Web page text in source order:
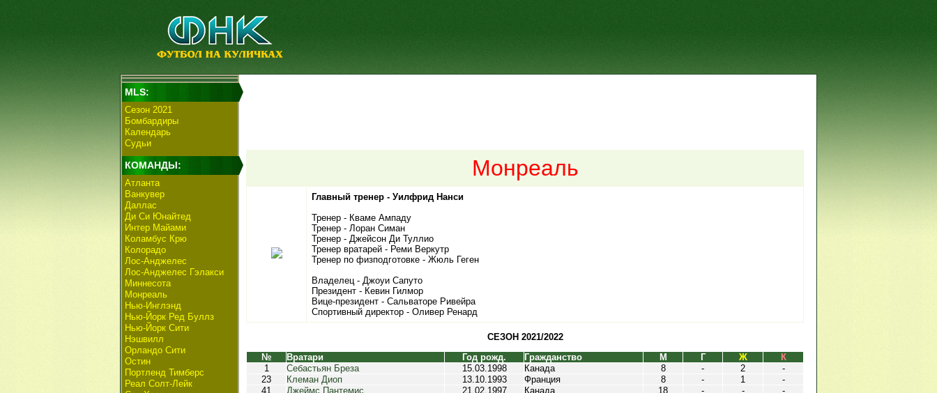
MLS:
Сезон 2021
Бомбардиры
Календарь
Судьи
КОМАНДЫ:
Атланта
Ванкувер
Даллас
Ди Си Юнайтед
Интер Майами
Коламбус Крю
Колорадо
Лос-Анджелес
Лос-Анджелес Гэлакси
Миннесота
Монреаль
Нью-Инглэнд
Нью-Йорк Ред Буллз
Нью-Йорк Сити
Нэшвилл
Орландо Сити
Остин
Портленд Тимберс
Реал Солт-Лейк
Монреаль
Главный тренер - Уилфрид Нанси
Тренер - Кваме Ампаду
Тренер - Лоран Симан
Тренер - Джейсон Ди Туллио
Тренер вратарей - Реми Веркутр
Тренер по физподготовке - Жюль Геген
Владелец - Джоуи Сапуто
Президент - Кевин Гилмор
Вице-президент - Сальваторе Ривейра
Спортивный директор - Оливер Ренард
СЕЗОН 2021/2022
№
Вратари Год рожд. Гражданство М Г Ж
К
1
Себастьян Бреза 15.03.1998 Канада 8 - 2
-
23
Клеман Диоп 13.10.1993 Франция 8 - 1
-
41
Джеймс Пантемис 21.02.1997 Канада 18 - -
-